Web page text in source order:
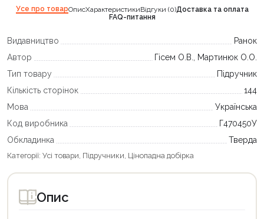
Усе про товарОписХарактеристикиВідгуки (0)Доставка та оплата
FAQ-питання
Видавництво
Ранок
Автор
Гісем О.В., Мартинюк О.О.
Тип товару
Підручник
Кількість сторінок
144
Мова
Українська
Код виробника
Г470450У
Обкладинка
Тверда
Категорії: Усі товари, Підручники, Цінопадна добірка
Опис